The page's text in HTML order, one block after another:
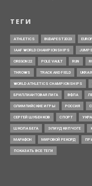
ТЕГИ
ATHLETICS BUDAPEST2023
IAAF WORLD CHAMPIONSHIPS JUMPS
OREGON22 POLE VAULT RUN
THROWS TRACK AND FIELD
WORLD ATHLETICS CHAMPIONSHIPS
БРИЛЛИАНТОВАЯ ЛИГА ВФЛА
ОЛИМПИЙСКИЕ ИГРЫ РОССИЯ
СЕРГЕЙ ШУБЕНКОВ СПОРТ
ШКОЛА БЕГА ЭЛИУД КИПЧОГЕ
МАРАФОН МИРОВОЙ РЕКОРД
ПОКАЗАТЬ ВСЕ ТЕГИ